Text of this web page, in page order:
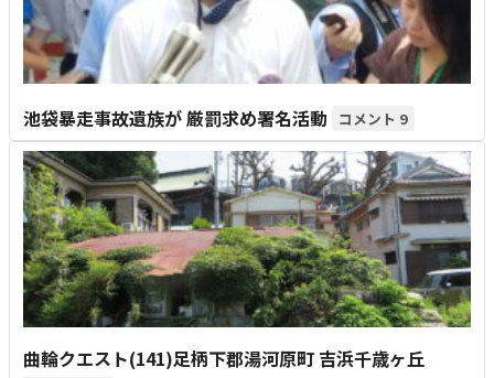
池袋暴走事故遺族が 厳罰求め署名活動 9
曲輪クエスト(141)足柄下郡湯河原町 吉浜千歳ヶ丘